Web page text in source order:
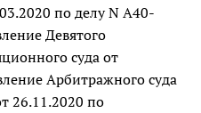
по делу N А40-
Девятого
суда от
Арбитражного суда
26.11.2020 по